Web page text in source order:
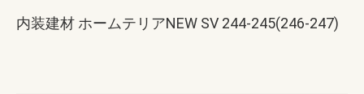
内装建材 ホームテリアNEW SV 244-245(246-247)